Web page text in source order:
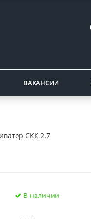
ВАКАНСИИ
СКК 2.7
В наличии